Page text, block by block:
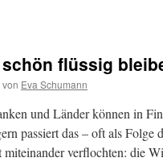
flüssig
von Eva Schumann
und Länder können in
passiert das – oft als
miteinander verflochten: die